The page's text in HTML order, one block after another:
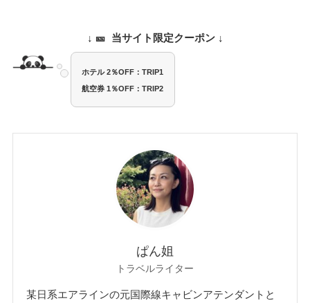
↓ 🎫 当サイト限定クーポン ↓
ホテル 2％OFF：TRIP1
航空券 1％OFF：TRIP2
ぱん姐
トラベルライター
某日系エアラインの元国際線キャビンアテンダントと